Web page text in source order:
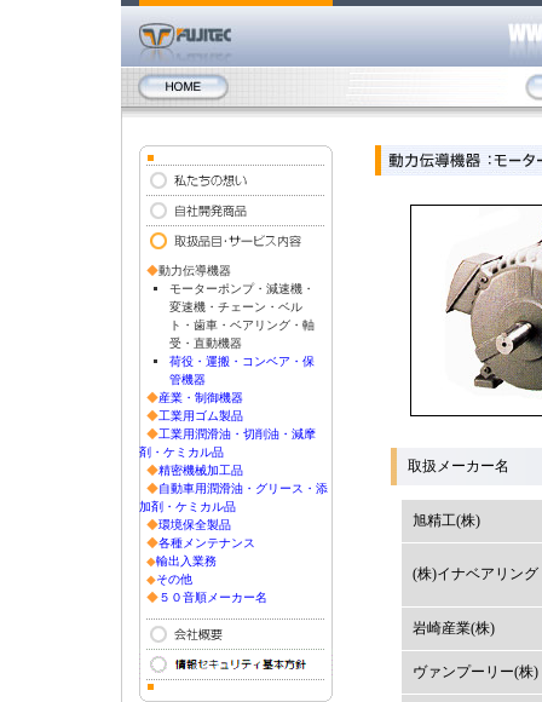
◆動力伝導機器
モーターポンプ・減速機・
変速機・チェーン・ベル
ト・歯車・ベアリング・軸
受・直動機器
荷役・運搬・コンベア・保
管機器
◆産業・制御機器
◆工業用ゴム製品
◆工業用潤滑油・切削油・減摩
剤・ケミカル品
◆精密機械加工品
◆自動車用潤滑油・グリース・添
加剤・ケミカル品
◆環境保全製品
◆各種メンテナンス
◆輸出入業務
◆その他
◆５０音順メーカー名
取扱メーカー名
旭精工(株)
(株)イナベアリング
岩崎産業(株)
ヴァンプーリー(株)